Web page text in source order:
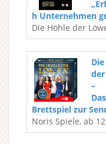
h Unternehmen
Die Höhle der
–
Das
Brettspiel zur
Noris Spiele, ab